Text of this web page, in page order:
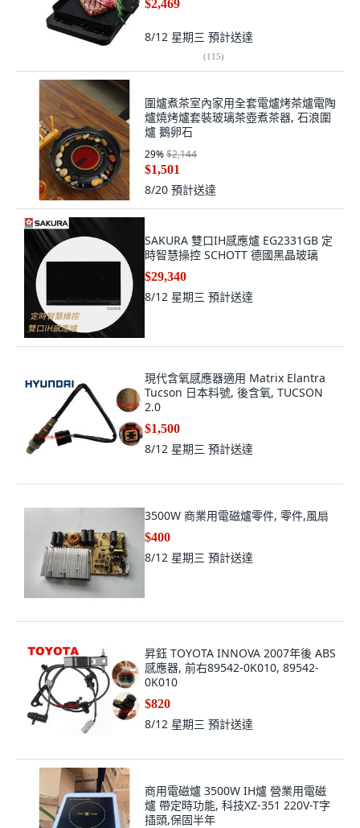
$2,469
8/12 星期三 預計送達
(115)
圍爐煮茶室內家用全套電爐烤茶爐電陶
爐燒烤爐套裝玻璃茶壺煮茶器, 石浪圍
爐 鵝卵石
29%$2,144
$1,501
8/20 預計送達
SAKURA 雙口IH感應爐 EG2331GB 定
時智慧操控 SCHOTT 德國黑晶玻璃
$29,340
8/12 星期三 預計送達
現代含氧感應器適用 Matrix Elantra
Tucson 日本料號, 後含氧, TUCSON
2.0
$1,500
8/12 星期三 預計送達
3500W 商業用電磁爐零件, 零件,風扇
$400
8/12 星期三 預計送達
昇鈺 TOYOTA INNOVA 2007年後 ABS
感應器, 前右89542-0K010, 89542-
0K010
$820
8/12 星期三 預計送達
商用電磁爐 3500W IH爐 營業用電磁
爐 帶定時功能, 科技XZ-351 220V-T字
插頭,保固半年